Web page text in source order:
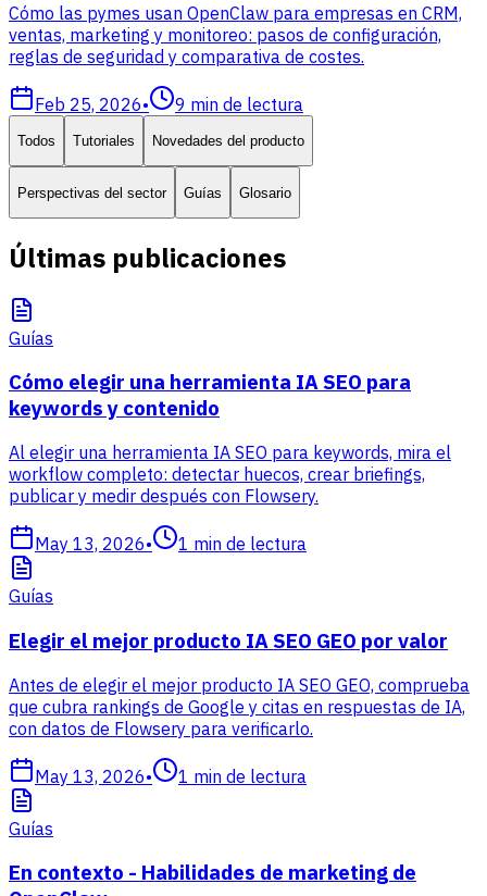
Cómo las pymes usan OpenClaw para empresas en CRM,
ventas, marketing y monitoreo: pasos de configuración,
reglas de seguridad y comparativa de costes.
Feb 25, 2026• 9 min de lectura
Todos Tutoriales Novedades del producto
Perspectivas del sector Guías Glosario
Últimas publicaciones
Guías
Cómo elegir una herramienta IA SEO para
keywords y contenido
Al elegir una herramienta IA SEO para keywords, mira el
workflow completo: detectar huecos, crear briefings,
publicar y medir después con Flowsery.
May 13, 2026• 1 min de lectura
Guías
Elegir el mejor producto IA SEO GEO por valor
Antes de elegir el mejor producto IA SEO GEO, comprueba
que cubra rankings de Google y citas en respuestas de IA,
con datos de Flowsery para verificarlo.
May 13, 2026• 1 min de lectura
Guías
En contexto - Habilidades de marketing de